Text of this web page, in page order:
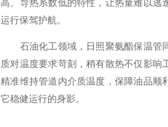
高、导热系数低的特性，让热量难以逃
运行保驾护航。
石油化工领域，日照聚氨酯保温管同
质对温度要求苛刻，稍有散热不仅影响
精准维持管道内介质温度，保障油品顺
它稳健运行的身影。